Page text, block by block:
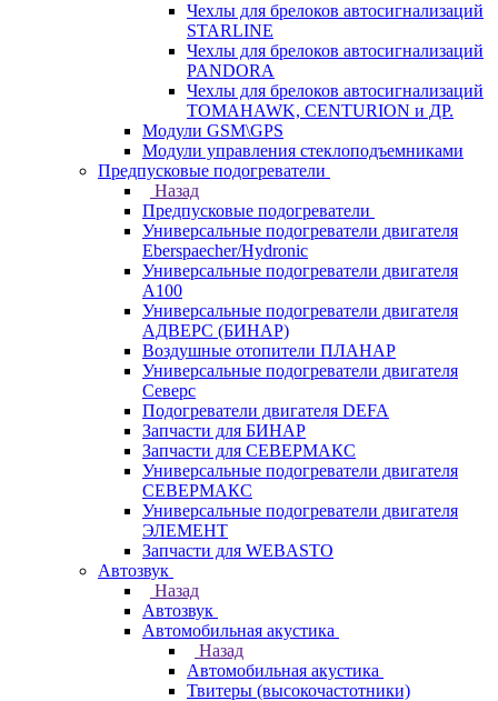
Чехлы для брелоков автосигнализаций
STARLINE
Чехлы для брелоков автосигнализаций
PANDORA
Чехлы для брелоков автосигнализаций
TOMAHAWK, CENTURION и ДР.
Модули GSM\GPS
Модули управления стеклоподъемниками
Предпусковые подогреватели
Назад
Предпусковые подогреватели
Универсальные подогреватели двигателя
Eberspaecher/Hydronic
Универсальные подогреватели двигателя
A100
Универсальные подогреватели двигателя
АДВЕРС (БИНАР)
Воздушные отопители ПЛАНАР
Универсальные подогреватели двигателя
Северс
Подогреватели двигателя DEFA
Запчасти для БИНАР
Запчасти для СЕВЕРМАКС
Универсальные подогреватели двигателя
СЕВЕРМАКС
Универсальные подогреватели двигателя
ЭЛЕМЕНТ
Запчасти для WEBASTO
Автозвук
Назад
Автозвук
Автомобильная акустика
Назад
Автомобильная акустика
Твитеры (высокочастотники)